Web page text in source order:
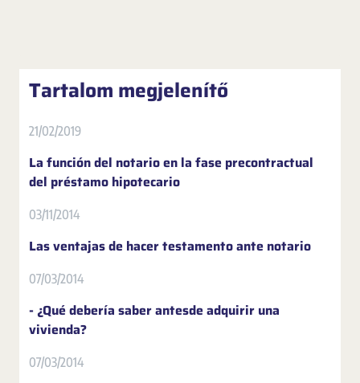
Tartalom megjelenítő
21/02/2019
La función del notario en la fase precontractual
del préstamo hipotecario
03/11/2014
Las ventajas de hacer testamento ante notario
07/03/2014
- ¿Qué debería saber antesde adquirir una
vivienda?
07/03/2014